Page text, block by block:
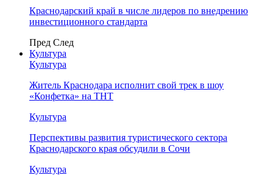
Краснодарский край в числе лидеров по внедрению
инвестиционного стандарта
Пред След
Культура
Культура
Житель Краснодара исполнит свой трек в шоу
«Конфетка» на ТНТ
Культура
Перспективы развития туристического сектора
Краснодарского края обсудили в Сочи
Культура